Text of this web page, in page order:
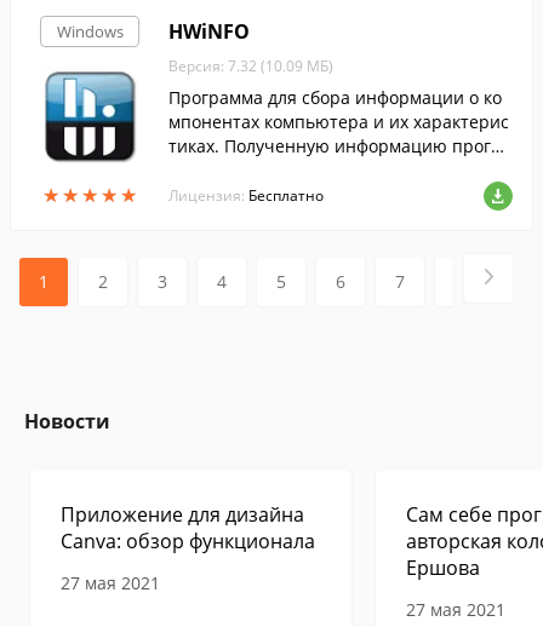
Windows
★★★★★
★★★★★
HWiNFO
Версия: 7.32 (10.09 МБ)
Программа для сбора информации о ко
мпонентах компьютера и их характерис
тиках. Полученную информацию програ
ML и HTML.
Лицензия: Бесплатно
1 2 3 4 5 6 7
Новости
Приложение для дизайна
Canva: обзор функционала
27 мая 2021
Сам себе
авторская
Ершова
27 мая 2021